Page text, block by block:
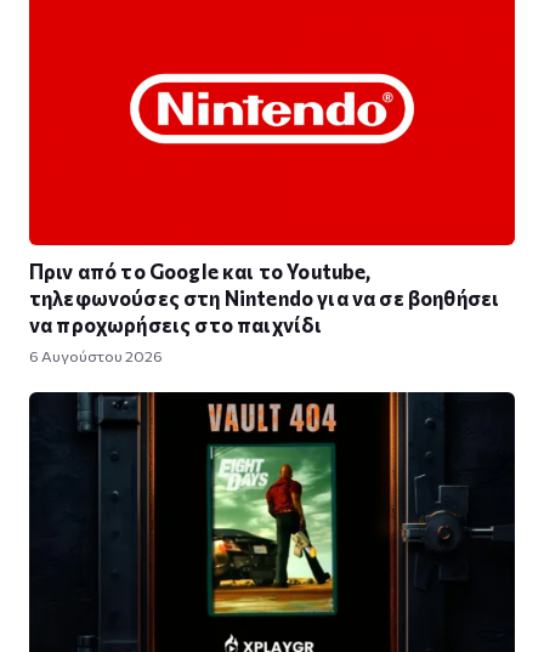
Πριν από το Google και το Youtube,
τηλεφωνούσες στη Nintendo για να σε βοηθήσει
να προχωρήσεις στο παιχνίδι
6 Αυγούστου 2026